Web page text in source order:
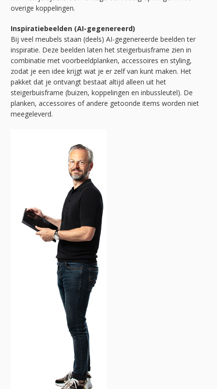
overige koppelingen.
Inspiratiebeelden (AI-gegenereerd)
Bij veel meubels staan (deels) AI-gegenereerde beelden ter
inspiratie. Deze beelden laten het steigerbuisframe zien in
combinatie met voorbeeldplanken, accessoires en styling,
zodat je een idee krijgt wat je er zelf van kunt maken. Het
pakket dat je ontvangt bestaat altijd alleen uit het
steigerbuisframe (buizen, koppelingen en inbussleutel). De
planken, accessoires of andere getoonde items worden niet
meegeleverd.